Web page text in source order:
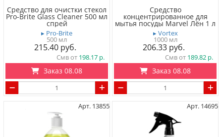
Средство для очистки cтекол
Pro-Brite Glass Cleaner 500 мл
спрей
▸ Pro-Brite
500 мл
215.40
Смв от 198.17
Заказ 08.08
Средство
концентрированное для
мытья посуды Marvel Лён 1 л
▸ Vortex
1000 мл
206.33
Смв от 189.82
Заказ 08.08
Арт. 13855 Арт. 14695